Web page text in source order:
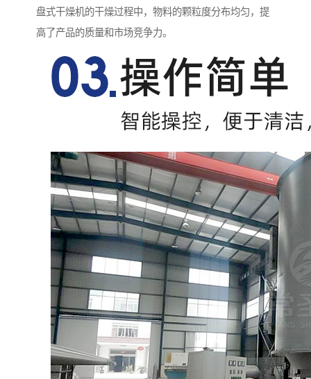
盘式干燥机的干燥过程中，物料的颗粒度分布均匀，提
高了产品的质量和市场竞争力。